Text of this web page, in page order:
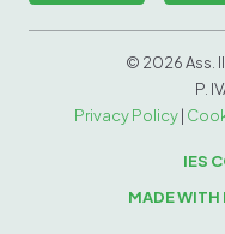
© 2026 Ass.
P.
Privacy Policy|
IES
MADE